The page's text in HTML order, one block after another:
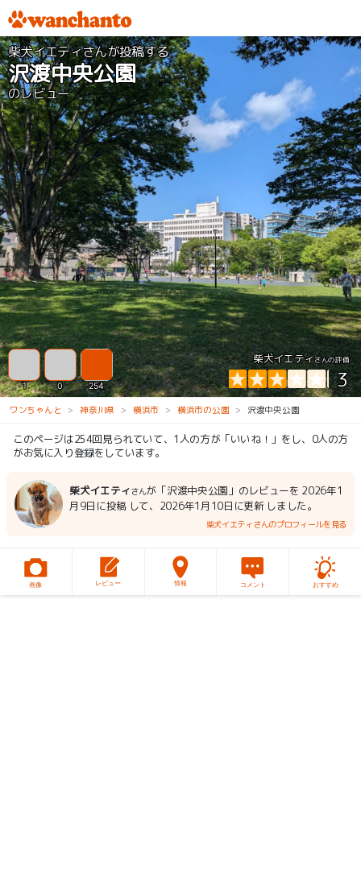
柴犬イエティさんが投稿する
沢渡中央公園
のレビュー
柴犬イエティさんの評価
3
1 0 254
ワンちゃんと 神奈川県 横浜市 横浜市の公園 沢渡中央公園
このページは254回見られていて、1人の方が「いいね！」をし、0人の方
がお気に入り登録をしています。
柴犬イエティさんが「沢渡中央公園」のレビューを 2026年1
月9日に投稿 して、2026年1月10日に更新 しました。
柴犬イエティさんのプロフィールを見る
画像 レビュー 情報 コメント おすすめ